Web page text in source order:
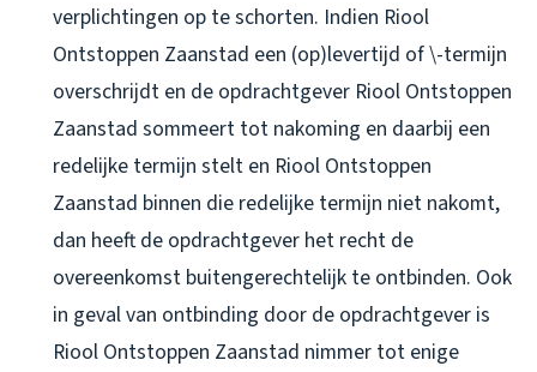
verplichtingen op te schorten. Indien Riool
Ontstoppen Zaanstad een (op)levertijd of \-termijn
overschrijdt en de opdrachtgever Riool Ontstoppen
Zaanstad sommeert tot nakoming en daarbij een
redelijke termijn stelt en Riool Ontstoppen
Zaanstad binnen die redelijke termijn niet nakomt,
dan heeft de opdrachtgever het recht de
overeenkomst buitengerechtelijk te ontbinden. Ook
in geval van ontbinding door de opdrachtgever is
Riool Ontstoppen Zaanstad nimmer tot enige